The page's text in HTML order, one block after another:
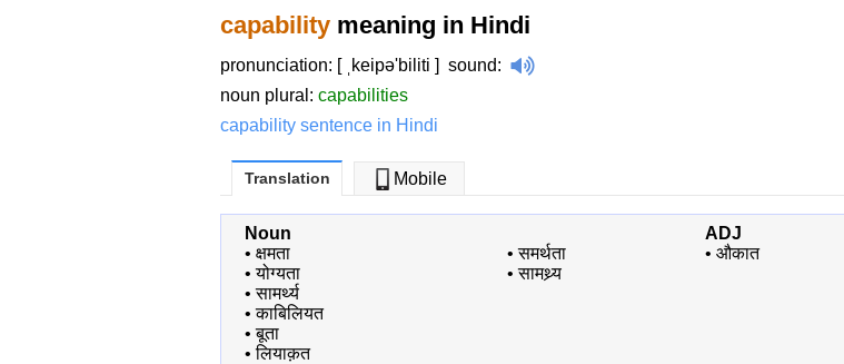
capability meaning in Hindi
pronunciation: [ ˌkeipə'biliti ] sound:
noun plural: capabilities
capability sentence in Hindi
Translation Mobile
Noun
• क्षमता
•योग्यता
•सामर्थ्य
•काबिलियत
•बूता
•लियाक़त
•समर्थता
•सामथ्र्य
ADJ
• औकात